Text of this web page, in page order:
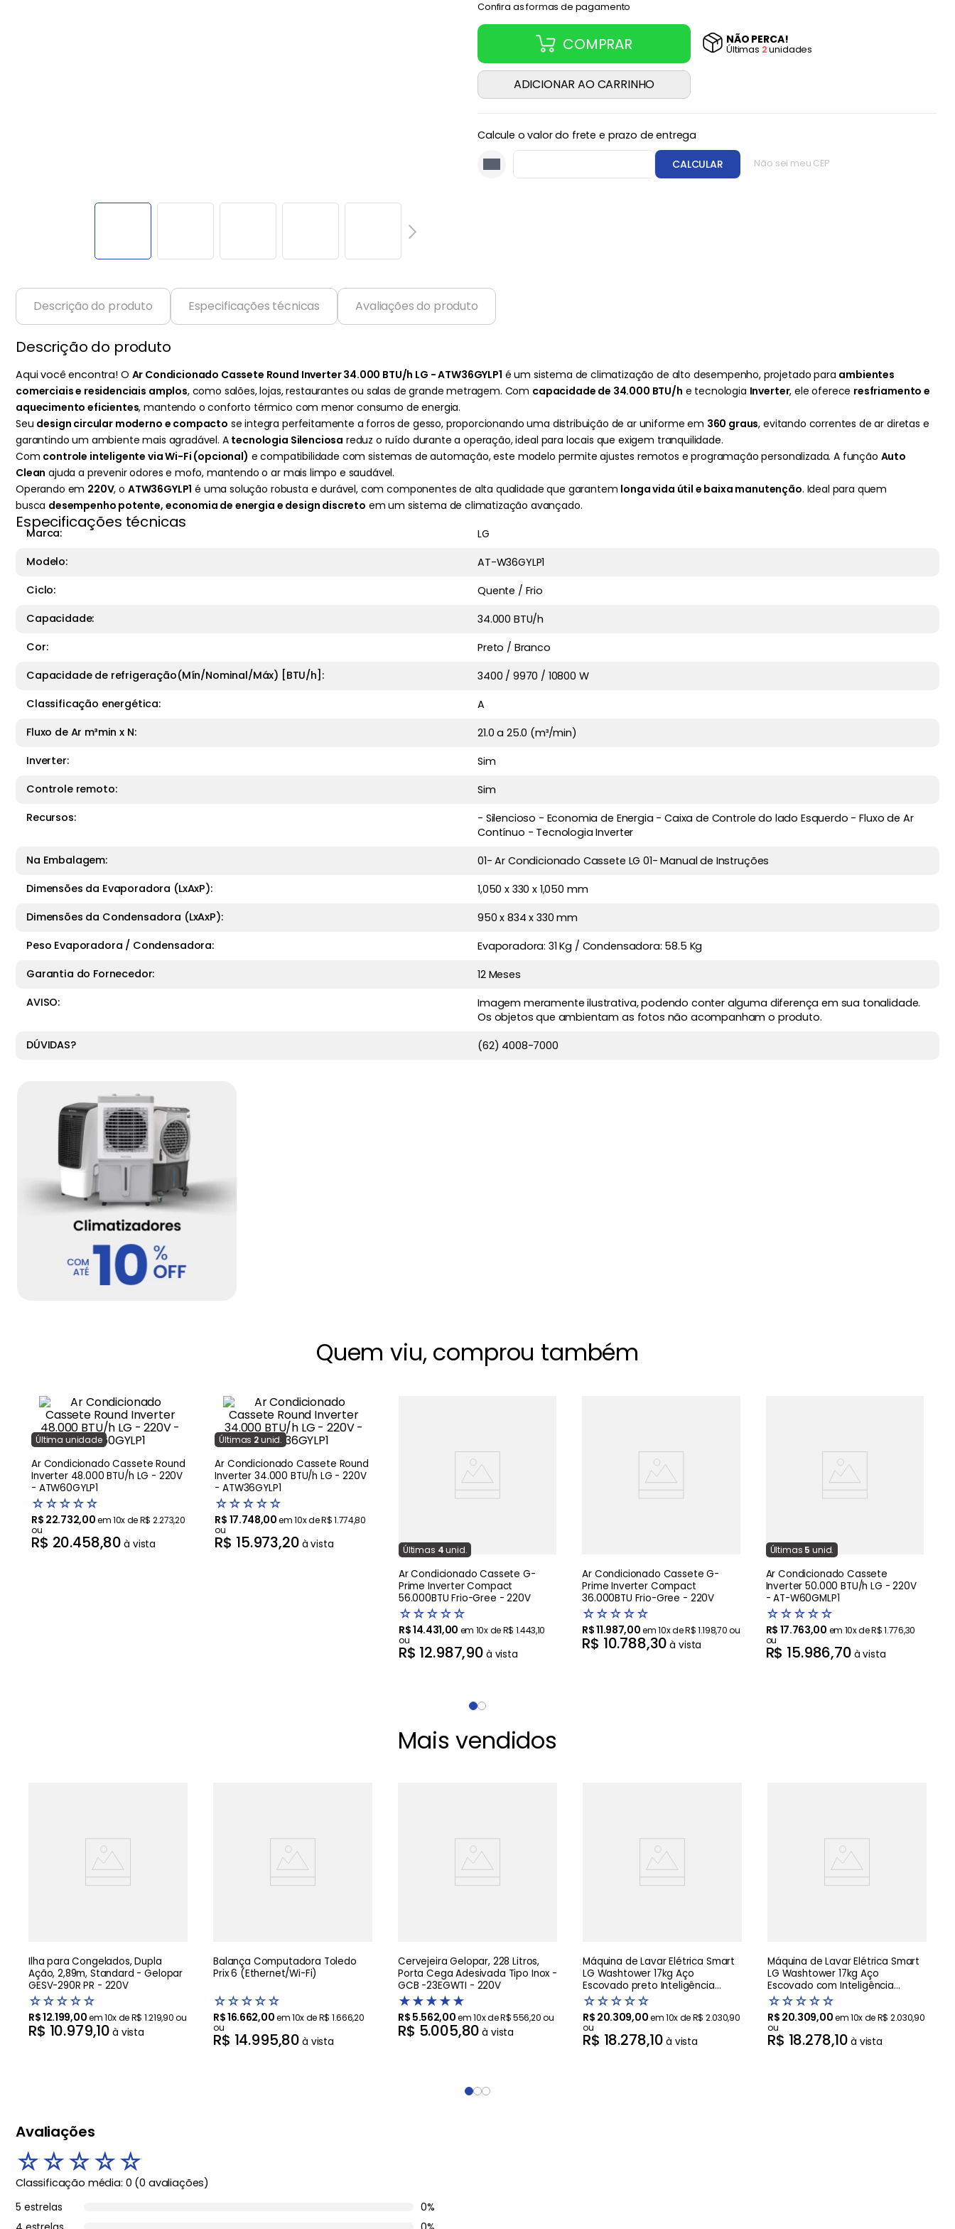
Confira as formas de pagamento
COMPRAR NÃO PERCA!
Últimas 2unidades
ADICIONAR AO CARRINHO
Calcule o valor do frete e prazo de entrega
Não sei meu CEP
CALCULAR
Descrição do produto Especificações técnicas Avaliações do produto
Descrição do produto
Aqui você encontra! O Ar Condicionado Cassete Round Inverter 34.000 BTU/h LG - ATW36GYLP1 é um sistema de climatização de alto desempenho, projetado para ambientes
comerciais e residenciais amplos, como salões, lojas, restaurantes ou salas de grande metragem. Com capacidade de 34.000 BTU/h e tecnologia Inverter, ele oferece resfriamento e
aquecimento eficientes, mantendo o conforto térmico com menor consumo de energia.
Seu design circular moderno e compacto se integra perfeitamente a forros de gesso, proporcionando uma distribuição de ar uniforme em 360 graus, evitando correntes de ar diretas e
garantindo um ambiente mais agradável. A tecnologia Silenciosa reduz o ruído durante a operação, ideal para locais que exigem tranquilidade.
Com controle inteligente via Wi-Fi (opcional) e compatibilidade com sistemas de automação, este modelo permite ajustes remotos e programação personalizada. A função Auto
Clean ajuda a prevenir odores e mofo, mantendo o ar mais limpo e saudável.
Operando em 220V, o ATW36GYLP1 é uma solução robusta e durável, com componentes de alta qualidade que garantem longa vida útil e baixa manutenção. Ideal para quem
busca desempenho potente, economia de energia e design discreto em um sistema de climatização avançado.
Especificações técnicas
Marca:
LG
Modelo:
AT-W36GYLP1
Ciclo:
Quente / Frio
Capacidade:
34.000 BTU/h
Cor:
Preto / Branco
Capacidade de refrigeração(Mín/Nominal/Máx) [BTU/h]:
3400 / 9970 / 10800 W
Classificação energética:
A
Fluxo de Ar m³min x N:
21.0 a 25.0 (m³/min)
Inverter:
Sim
Controle remoto:
Sim
Recursos:
- Silencioso - Economia de Energia - Caixa de Controle do lado Esquerdo - Fluxo de Ar
Contínuo - Tecnologia Inverter
Na Embalagem:
01- Ar Condicionado Cassete LG 01- Manual de Instruções
Dimensões da Evaporadora (LxAxP):
1,050 x 330 x 1,050 mm
Dimensões da Condensadora (LxAxP):
950 x 834 x 330 mm
Peso Evaporadora / Condensadora:
Evaporadora: 31 Kg / Condensadora: 58.5 Kg
Garantia do Fornecedor:
12 Meses
AVISO:
Imagem meramente ilustrativa, podendo conter alguma diferença em sua tonalidade.
Os objetos que ambientam as fotos não acompanham o produto.
DÚVIDAS?
(62) 4008-7000
Quem viu, comprou também
Última unidade
Ar Condicionado Cassete Round
Inverter 48.000 BTU/h LG - 220V
- ATW60GYLP1
☆☆☆☆☆
R$ 22.732,00em10x deR$ 2.273,20
ou
R$ 20.458,80 à vista
Últimas 2unid.
Ar Condicionado Cassete Round
Inverter 34.000 BTU/h LG - 220V
- ATW36GYLP1
☆☆☆☆☆
R$ 17.748,00em10x deR$1.774,80
ou
R$ 15.973,20 à vista Últimas 4unid.
Ar Condicionado Cassete G-
Prime Inverter Compact
56.000BTU Frio-Gree - 220V
☆☆☆☆☆
R$14.431,00 em 10x deR$ 1.443,10
ou
R$ 12.987,90 à vista
Ar Condicionado Cassete G-
Prime Inverter Compact
36.000BTU Frio-Gree - 220V
☆☆☆☆☆
R$11.987,00em10x deR$1.198,70ou
R$ 10.788,30 à vista
Últimas 5 unid.
Ar Condicionado Cassete
Inverter 50.000 BTU/h LG - 220V
- AT-W60GMLP1
☆☆☆☆☆
R$ 17.763,00 em 10x deR$ 1.776,30
ou
R$ 15.986,70 à vista
Mais vendidos
Ilha para Congelados, Dupla
Ação, 2,89m, Standard - Gelopar
GESV-290R PR - 220V
☆☆☆☆☆
R$12.199,00em10x deR$ 1.219,90ou
R$ 10.979,10 à vista
Balança Computadora Toledo
Prix 6 (Ethernet/Wi-Fi)
☆☆☆☆☆
R$16.662,00em10x deR$ 1.666,20
ou
R$ 14.995,80 à vista
Cervejeira Gelopar, 228 Litros,
Porta Cega Adesivada Tipo Inox -
GCB -23EGWTI - 220V
★★★★★
R$ 5.562,00em10x deR$556,20ou
R$ 5.005,80 à vista
Máquina de Lavar Elétrica Smart
LG Washtower 17kg Aço
Escovado preto Inteligência
Artificial AIDD - WK17BS6A
☆☆☆☆☆
R$ 20.309,00em10x deR$ 2.030,90
ou
R$ 18.278,10 à vista
Máquina de Lavar Elétrica Smart
LG Washtower 17kg Aço
Escovado com Inteligência
Artificial AIDD - WK17VS6A -220V
☆☆☆☆☆
R$ 20.309,00em10x deR$ 2.030,90
ou
R$ 18.278,10 à vista
Avaliações
☆☆☆☆☆
Classificação média: 0 (0 avaliações)
5 estrelas
0%